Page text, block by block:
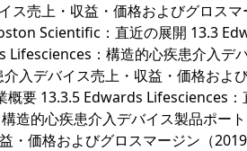
売上・収益・価格およびグロスマ
Scientific：直近の展開 13.3
：構造的心疾患介入デ
入デバイス売上・収益・価格およ
要 13.3.5 Edwards Lifesciences
的心疾患介入デバイス製品ポー
価格およびグロスマージン（